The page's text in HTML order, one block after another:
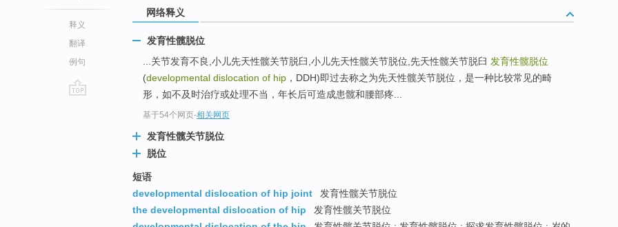
释义
翻译
例句
网络释义
发育性髋脱位
...关节发育不良,小儿先天性髋关节脱臼,小儿先天性髋关节脱位,先天性髋关节脱臼 发育性髋脱位
(developmental dislocation of hip ，DDH)即过去称之为先天性髋关节脱位，是一种比较常见的畸
形，如不及时治疗或处理不当，年长后可造成患髋和腰部疼...
基于54个网页-相关网页
发育性髋关节脱位
脱位
短语
developmental dislocation of hip joint
发育性髋关节脱位
the developmental dislocation of hip
发育性髋关节脱位